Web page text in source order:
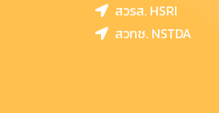
สวรส. HSRI
สวทช. NSTDA